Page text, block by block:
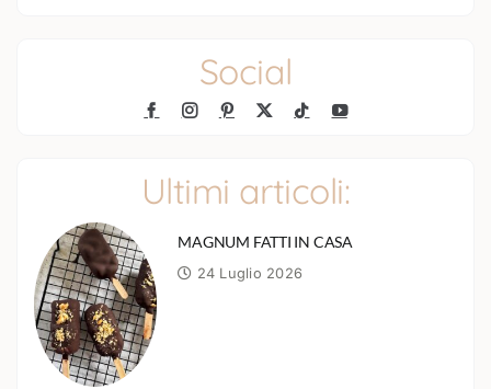
Social
Ultimi articoli:
MAGNUM FATTI IN CASA
24 Luglio 2026